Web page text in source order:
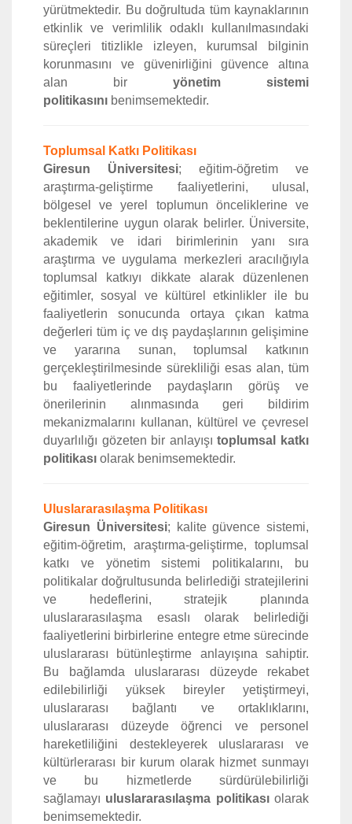
yürütmektedir. Bu doğrultuda tüm kaynaklarının
etkinlik ve verimlilik odaklı kullanılmasındaki
süreçleri titizlikle izleyen, kurumsal bilginin
korunmasını ve güvenirliğini güvence altına
alan bir yönetim sistemi
politikasını benimsemektedir.
Toplumsal Katkı Politikası
Giresun Üniversitesi; eğitim-öğretim ve
araştırma-geliştirme faaliyetlerini, ulusal,
bölgesel ve yerel toplumun önceliklerine ve
beklentilerine uygun olarak belirler. Üniversite,
akademik ve idari birimlerinin yanı sıra
araştırma ve uygulama merkezleri aracılığıyla
toplumsal katkıyı dikkate alarak düzenlenen
eğitimler, sosyal ve kültürel etkinlikler ile bu
faaliyetlerin sonucunda ortaya çıkan katma
değerleri tüm iç ve dış paydaşlarının gelişimine
ve yararına sunan, toplumsal katkının
gerçekleştirilmesinde sürekliliği esas alan, tüm
bu faaliyetlerinde paydaşların görüş ve
önerilerinin alınmasında geri bildirim
mekanizmalarını kullanan, kültürel ve çevresel
duyarlılığı gözeten bir anlayışıtoplumsal katkı
politikası olarak benimsemektedir.
Uluslararasılaşma Politikası
Giresun Üniversitesi; kalite güvence sistemi,
eğitim-öğretim, araştırma-geliştirme, toplumsal
katkı ve yönetim sistemi politikalarını, bu
politikalar doğrultusunda belirlediği stratejilerini
ve hedeflerini, stratejik planında
uluslararasılaşma esaslı olarak belirlediği
faaliyetlerini birbirlerine entegre etme sürecinde
uluslararası bütünleştirme anlayışına sahiptir.
Bu bağlamda uluslararası düzeyde rekabet
edilebilirliği yüksek bireyler yetiştirmeyi,
uluslararası bağlantı ve ortaklıklarını,
uluslararası düzeyde öğrenci ve personel
hareketliliğini destekleyerek uluslararası ve
kültürlerarası bir kurum olarak hizmet sunmayı
ve bu hizmetlerde sürdürülebilirliği
sağlamayı uluslararasılaşma politikasıolarak
benimsemektedir.